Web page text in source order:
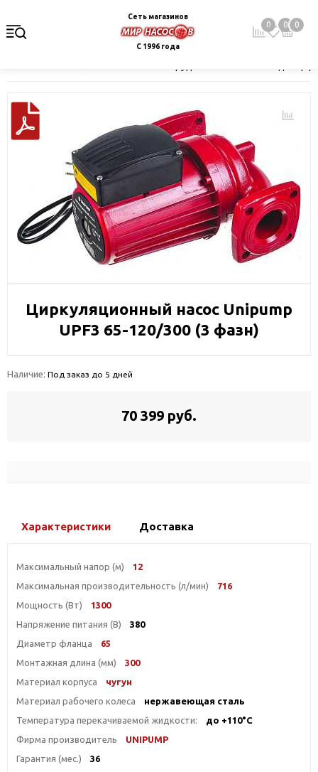
Сеть магазинов
С 1996 года
0 0 0
Циркуляционный насос Unipump
UPF3 65-120/300 (3 фазн)
Наличие: Под заказ до 5 дней
70 399 руб.
Характеристики Доставка
Максимальный напор (м)
12
Максимальная производительность (л/мин)
716
Мощность (Вт)
1300
Напряжение питания (В)
380
Диаметр фланца
65
Монтажная длина (мм)
300
Материал корпуса
чугун
Материал рабочего колеса
нержавеющая сталь
Температура перекачиваемой жидкости:
до +110°С
Фирма производитель
UNIPUMP
Гарантия (мес.)
36